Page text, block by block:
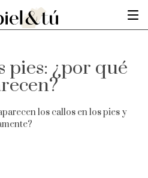
pies: ¿por qué
los callos en los pies y